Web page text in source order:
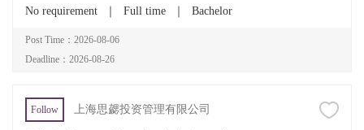
No requirement Full time Bachelor
Post Time：2026-08-06
Deadline：2026-08-26
Follow 上海思勰投资管理有限公司